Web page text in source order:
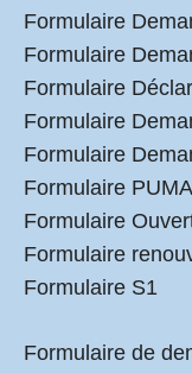
Formulaire
Formulaire
Formulaire
Formulaire
Formulaire
Formulaire PUMA
Formulaire
Formulaire
Formulaire S1
Formulaire de